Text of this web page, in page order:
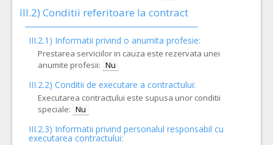
III.2) Conditii referitoare la contract
III.2.1) Informatii privind o anumita profesie:
Prestarea serviciilor in cauza este rezervata unei
anumite profesii: Nu
III.2.2) Conditii de executare a contractului:
Executarea contractului este supusa unor conditii
speciale: Nu
III.2.3) Informatii privind personalul responsabil cu
executarea contractului: